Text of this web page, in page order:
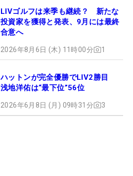
LIVゴルフは来季も継続？ 新たな
投資家を獲得と発表、9月には最終
合意へ
2026年8月6日 (木) 11時00分 1
ハットンが完全優勝でLIV2勝目
浅地洋佑は“最下位”56位
2026年6月8日 (月) 09時31分 3